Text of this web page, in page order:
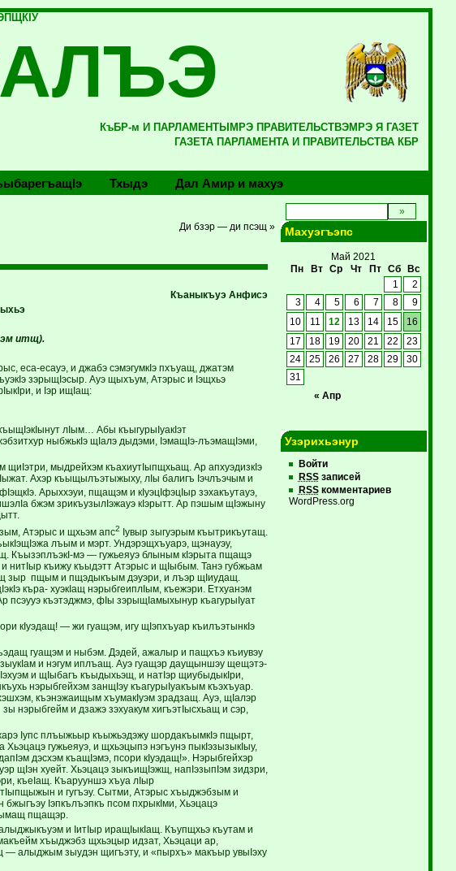
КъБР-м И ПАРЛАМЕНТЫМРЭ ПРАВИТЕЛЬСТВЭМРЭ Я ГАЗЕТ
ГАЗЕТА ПАРЛАМЕНТА И ПРАВИТЕЛЬСТВА КБР
Тхыдэ Дал Амир и махуэ
Ди бзэр — ди псэщ »
Къаныкъуэ Анфисэ
итщ).
еса-есауэ, и джабэ сэмэгумкIэ пхъуащ, джатэм
зэрыщIэсыр. Ауэ щыхъум, Атэрыс и Iэщхьэ
и Iэр ищIащ:
лIым… Абы къыгурыIуакIэт
ныбжькIэ щIалэ дыдэми, IэмащIэ-лъэмащIэми,
мыдрейхэм къахиутIыпщхьащ. Ар апхуэдизкIэ
Ахэр къыщылъэтыжыху, лIы балигъ Iэчлъэчым и
Арыххэуи, пщащэм и кIуэцIфэцIыр зэхакъутауэ,
бжэм зрикъузылIэжауэ кIэрытт. Ар пэшым щIэжыну
Атэрыс и щхьэм апс2 Iувыр зыгуэрым къытрикъутащ.
лъым и мэрт. Ундэрэщхъуарэ, щэнауэу,
КъызэплъэкI-мэ — гужьеяуэ блыным кIэрыта пщащэ
нитIыр къижу къыдэтт Атэрыс и щIыбым. Танэ губжьам
зыр пщым и пщэдыкъым дэуэри, и лъэр щIиудащ.
къра- хуэкIащ нэрыбгеиплIым, къежэри. Етхуанэм
къэтэджмэ, фIы зэрыщIамыхынур къагурыIуат
кIуэдащ! — жи гуащэм, игу щIэпхъуар къилъэтынкIэ
гуащэм и ныбэм. Дэдей, ажалыр и пащхъэ къиувэу
и нэгум иплъащ. Ауэ гуащэр даущыншэу щещэтэ-
и щIыбагъ къыдыхьэщ, и натIэр щиубыдыкIри,
нэрыбгейхэм занщIэу къагурыIуакъым къэхъуар.
къэнэжаищым хъумакIуэм зрадзащ. Ауэ, щIалэр
и дзажэ зэхуакум хигъэтIысхьащ и сэр,
Iупс плъыжьыр къыжьэдэжу шордакъымкIэ пщырт,
гужьеяуэ, и щхьэцыпэ нэгъунэ пыкIэзызыкIыу,
дэсхэм къащIэмэ, псори кIуэдащ!». Нэрыбгейхэр
щIэн хуейт. Хьэцацэ зыкъищIэжщ, напIэзыпIэм зидзри,
къеIащ. Къарууншэ хъуа лIыр
и гугъэу. Сытми, Атэрыс хъыджэбзым и
Iэпкълъэпкъ псом пхрыкIми, Хьэцацэ
пщащэр.
и IитIыр иращIыкIащ. Къупщхьэ къутам и
хъыджэбз щхьэцыр идзат, Хьэцаци ар,
алыджым зыудэн щигъэту, и «пырхъ» макъыр увыIэху
Махуэгъэпс
Май 2021
Пн
Вт Ср Чт Пт Сб Вс
« Апр
1
2
3
4 5 6 7 8
9
10
11 12 13 14 15
16
17
18 19 20 21 22
23
24
25 26 27 28 29
30
31
Узэрихьэнур
Войти
RSSзаписей
RSSкомментариев
WordPress.org